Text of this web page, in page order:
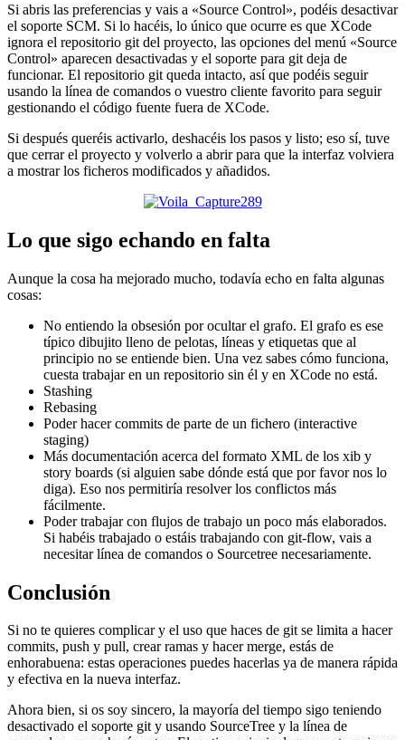
Si abris las preferencias y vais a «Source Control», podéis desactivar
el soporte SCM. Si lo hacéis, lo único que ocurre es que XCode
ignora el repositorio git del proyecto, las opciones del menú «Source
Control» aparecen desactivadas y el soporte para git deja de
funcionar. El repositorio git queda intacto, así que podéis seguir
usando la línea de comandos o vuestro cliente favorito para seguir
gestionando el código fuente fuera de XCode.
Si después queréis activarlo, deshacéis los pasos y listo; eso sí, tuve
que cerrar el proyecto y volverlo a abrir para que la interfaz volviera
a mostrar los ficheros modificados y añadidos.
Lo que sigo echando en falta
Aunque la cosa ha mejorado mucho, todavía echo en falta algunas
cosas:
No entiendo la obsesión por ocultar el grafo. El grafo es ese
típico dibujito lleno de pelotas, líneas y etiquetas que al
principio no se entiende bien. Una vez sabes cómo funciona,
cuesta trabajar en un repositorio sin él y en XCode no está.
Stashing
Rebasing
Poder hacer commits de parte de un fichero (interactive
staging)
Más documentación acerca del formato XML de los xib y
story boards (si alguien sabe dónde está que por favor nos lo
diga). Eso nos permitiría resolver los conflictos más
fácilmente.
Poder trabajar con flujos de trabajo un poco más elaborados.
Si habéis trabajado o estáis trabajando con git-flow, vais a
necesitar línea de comandos o Sourcetree necesariamente.
Conclusión
Si no te quieres complicar y el uso que haces de git se limita a hacer
commits, push y pull, crear ramas y hacer merge, estás de
enhorabuena: estas operaciones puedes hacerlas ya de manera rápida
y efectiva en la nueva interfaz.
Ahora bien, si os soy sincero, la mayoría del tiempo sigo teniendo
desactivado el soporte git y usando SourceTree y la línea de